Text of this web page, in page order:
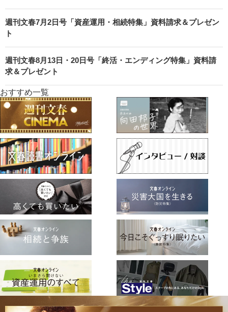
週刊文春7月2日号「資産運用・相続特集」資料請求＆プレゼン
ト
週刊文春8月13日・20日号「終活・エンディング特集」資料請
求＆プレゼント
おすすめ一覧